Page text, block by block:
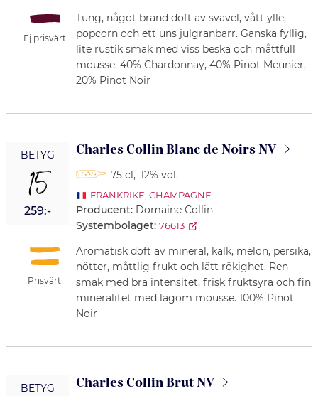
Ej prisvärt
Tung, något bränd doft av svavel, vått ylle,
popcorn och ett uns julgranbarr. Ganska fyllig,
lite rustik smak med viss beska och måttfull
mousse. 40% Chardonnay, 40% Pinot Meunier,
20% Pinot Noir
BETYG
15
259:-
Prisvärt
Charles Collin Blanc de Noirs NV
75 cl, 12% vol.
FRANKRIKE CHAMPAGNE
Producent: Domaine Collin
Systembolaget: 76613
Aromatisk doft av mineral, kalk, melon, persika,
nötter, måttlig frukt och lätt rökighet. Ren
smak med bra intensitet, frisk fruktsyra och fin
mineralitet med lagom mousse. 100% Pinot
Noir
BETYG Charles Collin Brut NV